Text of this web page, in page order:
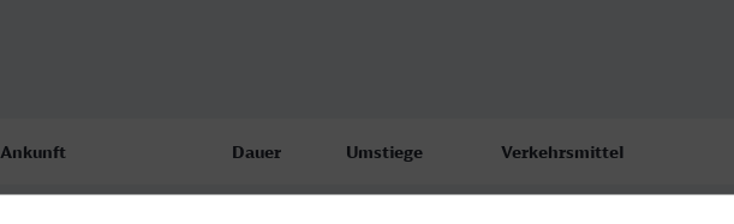
Ankunft Dauer Umstiege Verkehrsmittel